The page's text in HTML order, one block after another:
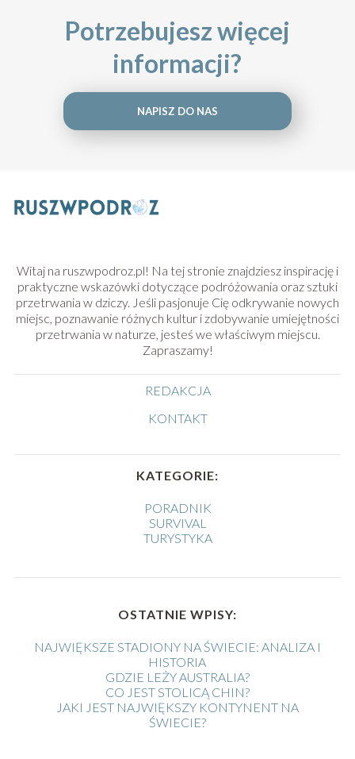
Potrzebujesz więcej
informacji?
NAPISZ DO NAS
Witaj na ruszwpodroz.pl! Na tej stronie znajdziesz inspirację i
praktyczne wskazówki dotyczące podróżowania oraz sztuki
przetrwania w dziczy. Jeśli pasjonuje Cię odkrywanie nowych
miejsc, poznawanie różnych kultur i zdobywanie umiejętności
przetrwania w naturze, jesteś we właściwym miejscu.
Zapraszamy!
REDAKCJA
KONTAKT
KATEGORIE:
PORADNIK
SURVIVAL
TURYSTYKA
OSTATNIE WPISY:
NAJWIĘKSZE STADIONY NA ŚWIECIE: ANALIZA I
HISTORIA
GDZIE LEŻY AUSTRALIA?
CO JEST STOLICĄ CHIN?
JAKI JEST NAJWIĘKSZY KONTYNENT NA
ŚWIECIE?